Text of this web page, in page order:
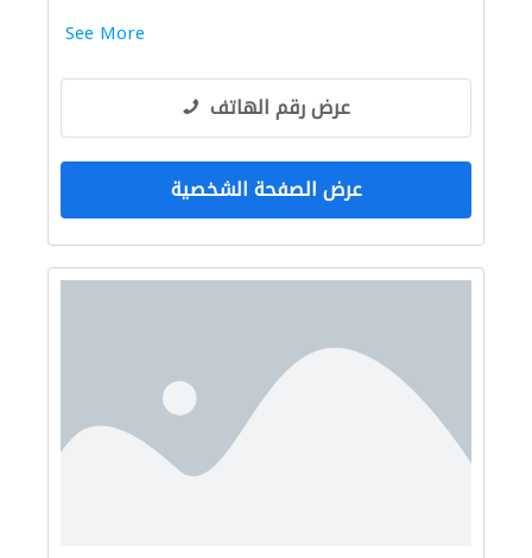
See More
عرض رقم الهاتف
عرض الصفحة الشخصية